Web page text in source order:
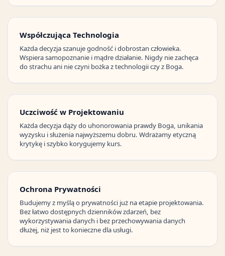
Współczująca Technologia
Każda decyzja szanuje godność i dobrostan człowieka.
Wspiera samopoznanie i mądre działanie. Nigdy nie zachęca
do strachu ani nie czyni bożka z technologii czy z Boga.
Uczciwość w Projektowaniu
Każda decyzja dąży do uhonorowania prawdy Boga, unikania
wyzysku i służenia najwyższemu dobru. Wdrażamy etyczną
krytykę i szybko korygujemy kurs.
Ochrona Prywatności
Budujemy z myślą o prywatności już na etapie projektowania.
Bez łatwo dostępnych dzienników zdarzeń, bez
wykorzystywania danych i bez przechowywania danych
dłużej, niż jest to konieczne dla usługi.